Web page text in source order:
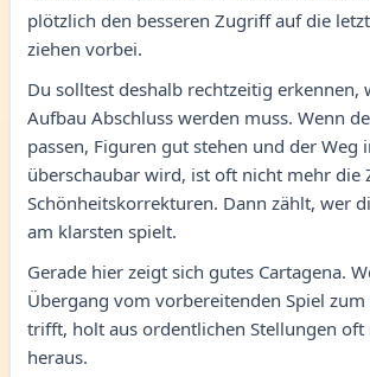
plötzlich den besseren Zugriff auf die
ziehen vorbei.
Du solltest deshalb rechtzeitig erkennen,
Aufbau Abschluss werden muss. Wenn
passen, Figuren gut stehen und der Weg
überschaubar wird, ist oft nicht mehr die
Schönheitskorrekturen. Dann zählt, wer
am klarsten spielt.
Gerade hier zeigt sich gutes Cartagena.
Übergang vom vorbereitenden Spiel
trifft, holt aus ordentlichen Stellungen oft
heraus.